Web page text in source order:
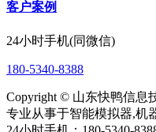
客户案例
24小时手机(同微信)
180-5340-8388
Copyright © 山东快鸭信息
专业从事于智能模拟器,机